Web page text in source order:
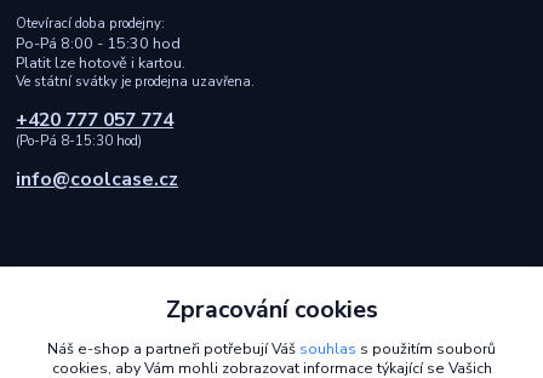
Otevírací doba prodejny:
Po-Pá 8:00 - 15:30 hod
Platit lze hotově i kartou.
Ve státní svátky je prodejna uzavřena.
+420 777 057 774
(Po-Pá 8-15:30 hod)
info@coolcase.cz
Rychlá a spolehlivá doprava i bezpečná online platba
Zpracování cookies
Náš e-shop a partneři potřebují Váš souhlas s použitím souborů
cookies, aby Vám mohli zobrazovat informace týkající se Vašich